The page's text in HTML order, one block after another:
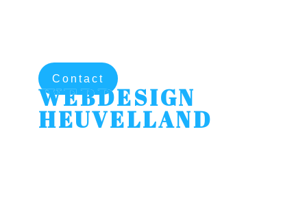
Contact
WEBDESIGN
HEUVELLAND